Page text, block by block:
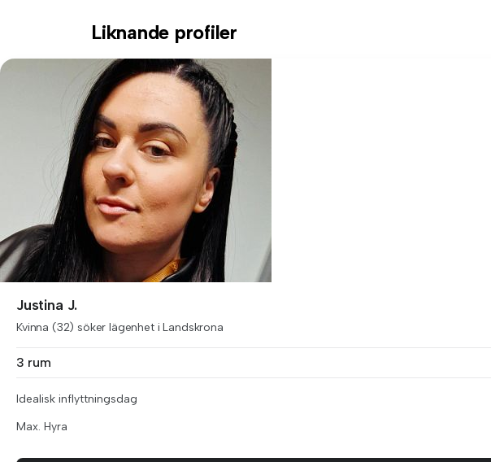
Liknande profiler
Justina J.
Kvinna (32) söker lägenhet i Landskrona
3 rum
Idealisk inflyttningsdag
Max. Hyra